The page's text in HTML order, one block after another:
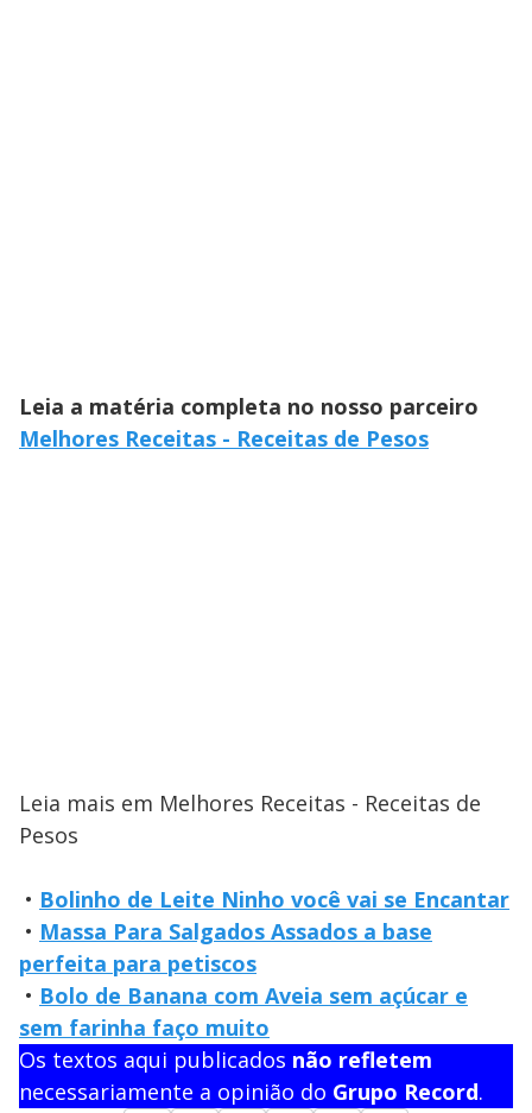
Leia a matéria completa no nosso parceiro
Melhores Receitas - Receitas de Pesos
Leia mais em Melhores Receitas - Receitas de
Pesos
• Bolinho de Leite Ninho você vai se Encantar
• Massa Para Salgados Assados a base
perfeita para petiscos
• Bolo de Banana com Aveia sem açúcar e
sem farinha faço muito
Os textos aqui publicados não refletem
necessariamente a opinião do Grupo Record.